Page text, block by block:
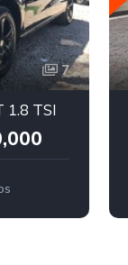
7
1.8 TSI